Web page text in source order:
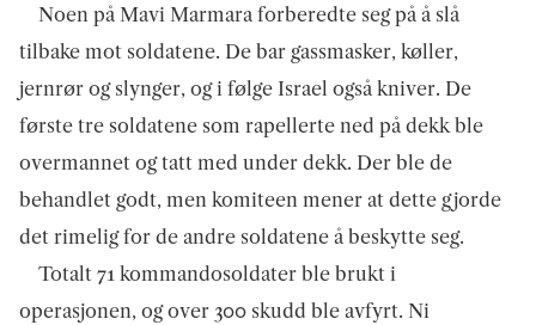
Noen på Mavi Marmara forberedte seg på å slå
tilbake mot soldatene. De bar gassmasker, køller,
jernrør og slynger, og i følge Israel også kniver. De
første tre soldatene som rapellerte ned på dekk ble
overmannet og tatt med under dekk. Der ble de
behandlet godt, men komiteen mener at dette gjorde
det rimelig for de andre soldatene å beskytte seg.
Totalt 71 kommandosoldater ble brukt i
operasjonen, og over 300 skudd ble avfyrt. Ni